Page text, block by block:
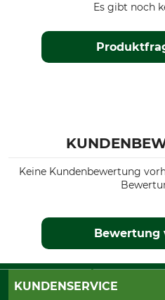
Es gibt noch
Keine Kundenbewertung
Bewertung
KUNDENSERVICE